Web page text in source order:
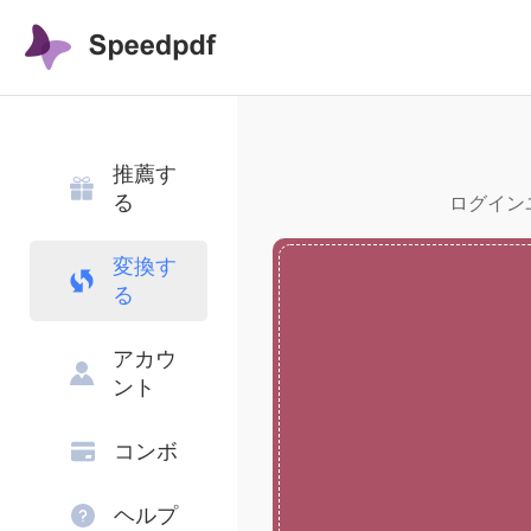
推薦す
る
変換す
る
アカウ
ント
コンボ
ヘルプ
ログイ